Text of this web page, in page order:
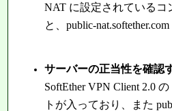
NAT に設定されている
と、public-
サーバーの正当性を確認
SoftEther VPN Client 2.0
トが入っており、また